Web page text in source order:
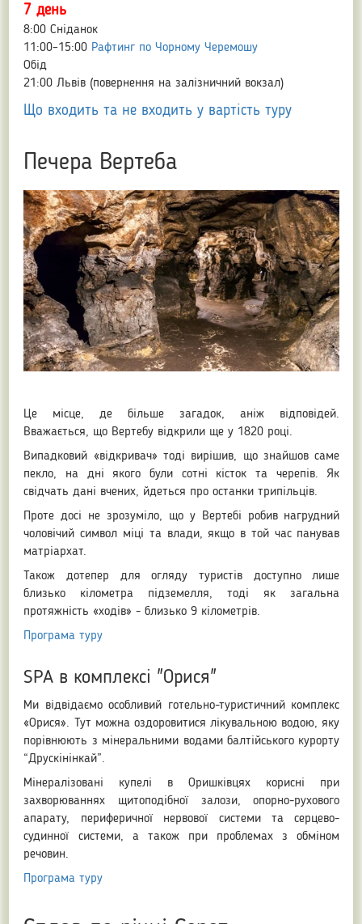
7 день
8:00 Сніданок
11:00–15:00 Рафтинг по Чорному Черемошу
Обід
21:00 Львів (повернення на залізничний вокзал)
Що входить та не входить у вартість туру
Печера Вертеба
Це місце, де більше загадок, аніж відповідей.
Вважається, що Вертебу відкрили ще у 1820 році.
Випадковий «відкривач» тоді вирішив, що знайшов саме
пекло, на дні якого були сотні кісток та черепів. Як
свідчать дані вчених, йдеться про останки трипільців.
Проте досі не зрозуміло, що у Вертебі робив нагрудний
чоловічий символ міці та влади, якщо в той час панував
матріархат.
Також дотепер для огляду туристів доступно лише
близько кілометра підземелля, тоді як загальна
протяжність «ходів» - близько 9 кілометрів.
Програма туру
SPA в комплексі "Орися"
Ми відвідаємо особливий готельно-туристичний комплекс
«Орися». Тут можна оздоровитися лікувальною водою, яку
порівнюють з мінеральними водами балтійського курорту
“Друскінінкай”.
Мінералізовані купелі в Оришківцях корисні при
захворюваннях щитоподібної залози, опорно-рухового
апарату, периферичної нервової системи та серцево-
судинної системи, а також при проблемах з обміном
речовин.
Програма туру